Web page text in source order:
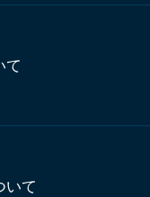
て
いて